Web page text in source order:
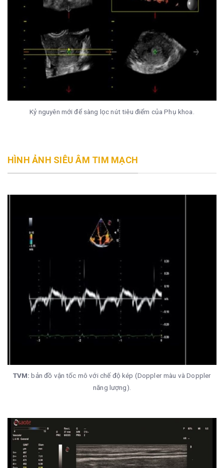
Kỷ nguyên mới để sàng lọc nút tiêu điểm của Phụ khoa.
HÌNH ẢNH SIÊU ÂM TIM MẠCH
TVM: bản đồ vận tốc mô với chế độ kép (Doppler màu và Doppler
năng lượng).